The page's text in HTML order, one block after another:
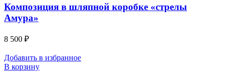
Композиция в шляпной коробке «стрелы
Амура»
8 500 ₽
Добавить в избранное
В корзину